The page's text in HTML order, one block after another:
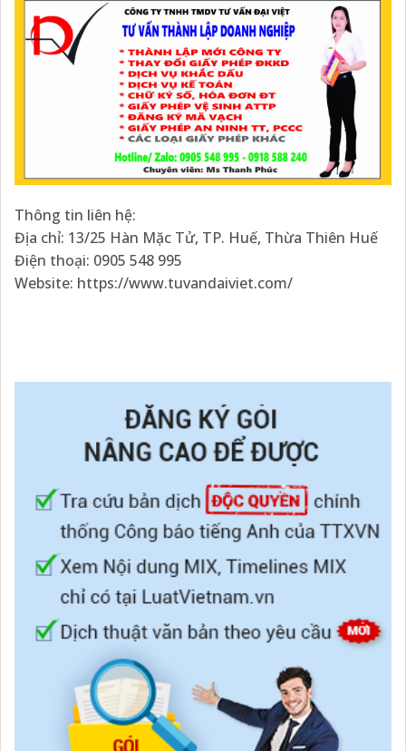
Thông tin liên hệ:
Địa chỉ: 13/25 Hàn Mặc Tử, TP. Huế, Thừa Thiên Huế
Điện thoại: 0905 548 995
Website: https://www.tuvandaiviet.com/